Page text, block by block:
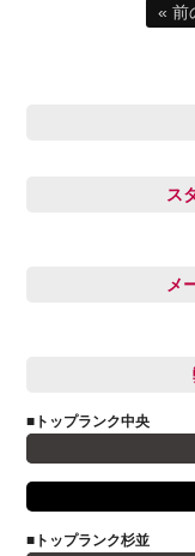
« 前
ス
多田 健人
小澤 孝久
小野 利公
山本 大輔
メ
FIAT
JAGUAR
アストンマーティン
■トップランク中央
■トップランク杉並